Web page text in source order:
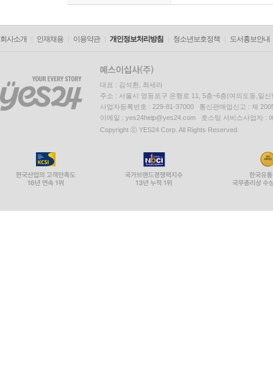
회사소개 인재채용 이용약관 개인정보처리방침 청소년보호정책 도서홍보안내
대표 : 김석환, 최세라
주소 : 서울시 영등포구 은행로 11, 5층~6층(여의도동,일신
사업자등록번호 : 229-81-37000 통신판매업신고 : 제
이메일 : yes24help@yes24.com 호스팅 서비스사업자 :
Copyright ⓒ YES24 Corp. All Rights Reserved.